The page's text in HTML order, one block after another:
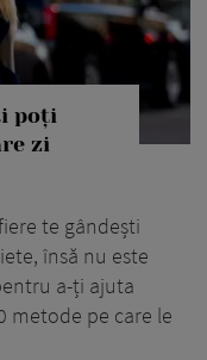
poți
zi
te gândești
însă nu este
a-ți ajuta
metode pe care le